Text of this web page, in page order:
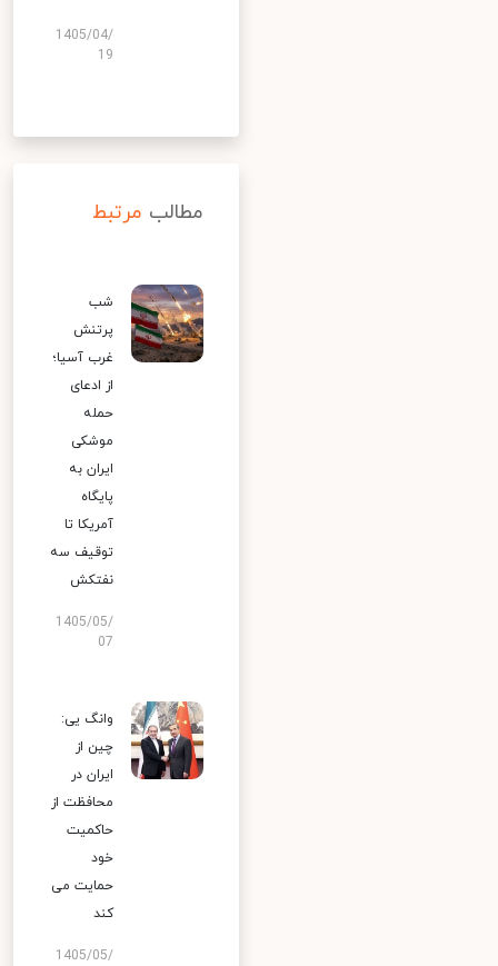
1405/04/
19
مطالب مرتبط
شب
پرتنش
غرب آسیا؛
از ادعای
حمله
موشکی
ایران به
پایگاه
آمریکا تا
توقیف سه
نفتکش
1405/05/
07
وانگ یی:
چین از
ایران در
محافظت از
حاکمیت
خود
حمایت می
کند
1405/05/